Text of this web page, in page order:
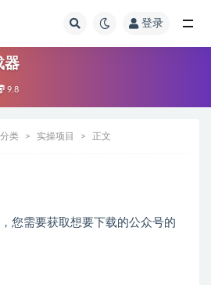
登录
器
9.8
类 实操项目 正文
您需要获取想要下载的公众号的